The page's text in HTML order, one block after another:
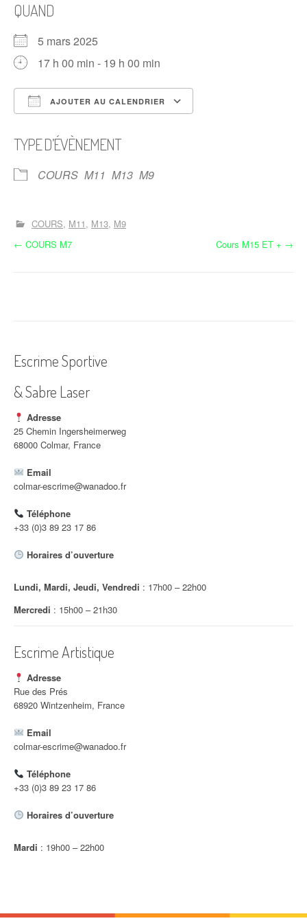
QUAND
5 mars 2025
17 h 00 min - 19 h 00 min
AJOUTER AU CALENDRIER
TYPE D’ÉVÈNEMENT
COURS M11 M13 M9
COURS M11 M13 M9
N
g
a
t
i
o
n
d
'
a
t
i
c
l
e
← COURS M7 Cours M15 ET + →
Escrime Sportive
& Sabre Laser
Adresse
25 Chemin Ingersheimerweg
68000 Colmar, France
Email
colmar-escrime@wanadoo.fr
Téléphone
+33 (0)3 89 23 17 86
Horaires d’ouverture
Lundi, Mardi, Jeudi, Vendredi : 17h00 – 22h00
Mercredi : 15h00 – 21h30
Escrime Artistique
Adresse
Rue des Prés
68920 Wintzenheim, France
Email
colmar-escrime@wanadoo.fr
Téléphone
+33 (0)3 89 23 17 86
Horaires d’ouverture
Mardi : 19h00 – 22h00